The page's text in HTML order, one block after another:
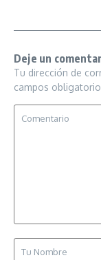
Deje un
Tu dirección de
campos